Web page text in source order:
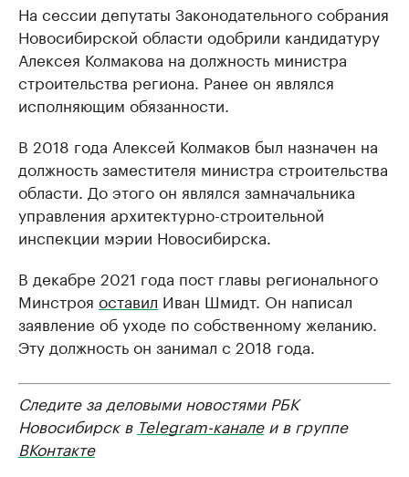
На сессии депутаты Законодательного собрания
Новосибирской области одобрили кандидатуру
Алексея Колмакова на должность министра
строительства региона. Ранее он являлся
исполняющим обязанности.
В 2018 года Алексей Колмаков был назначен на
должность заместителя министра строительства
области. До этого он являлся замначальника
управления архитектурно-строительной
инспекции мэрии Новосибирска.
В декабре 2021 года пост главы регионального
Минстроя оставил Иван Шмидт. Он написал
заявление об уходе по собственному желанию.
Эту должность он занимал с 2018 года.
Следите за деловыми новостями РБК
Новосибирск в Telegram-каналеи в группе
ВКонтакте